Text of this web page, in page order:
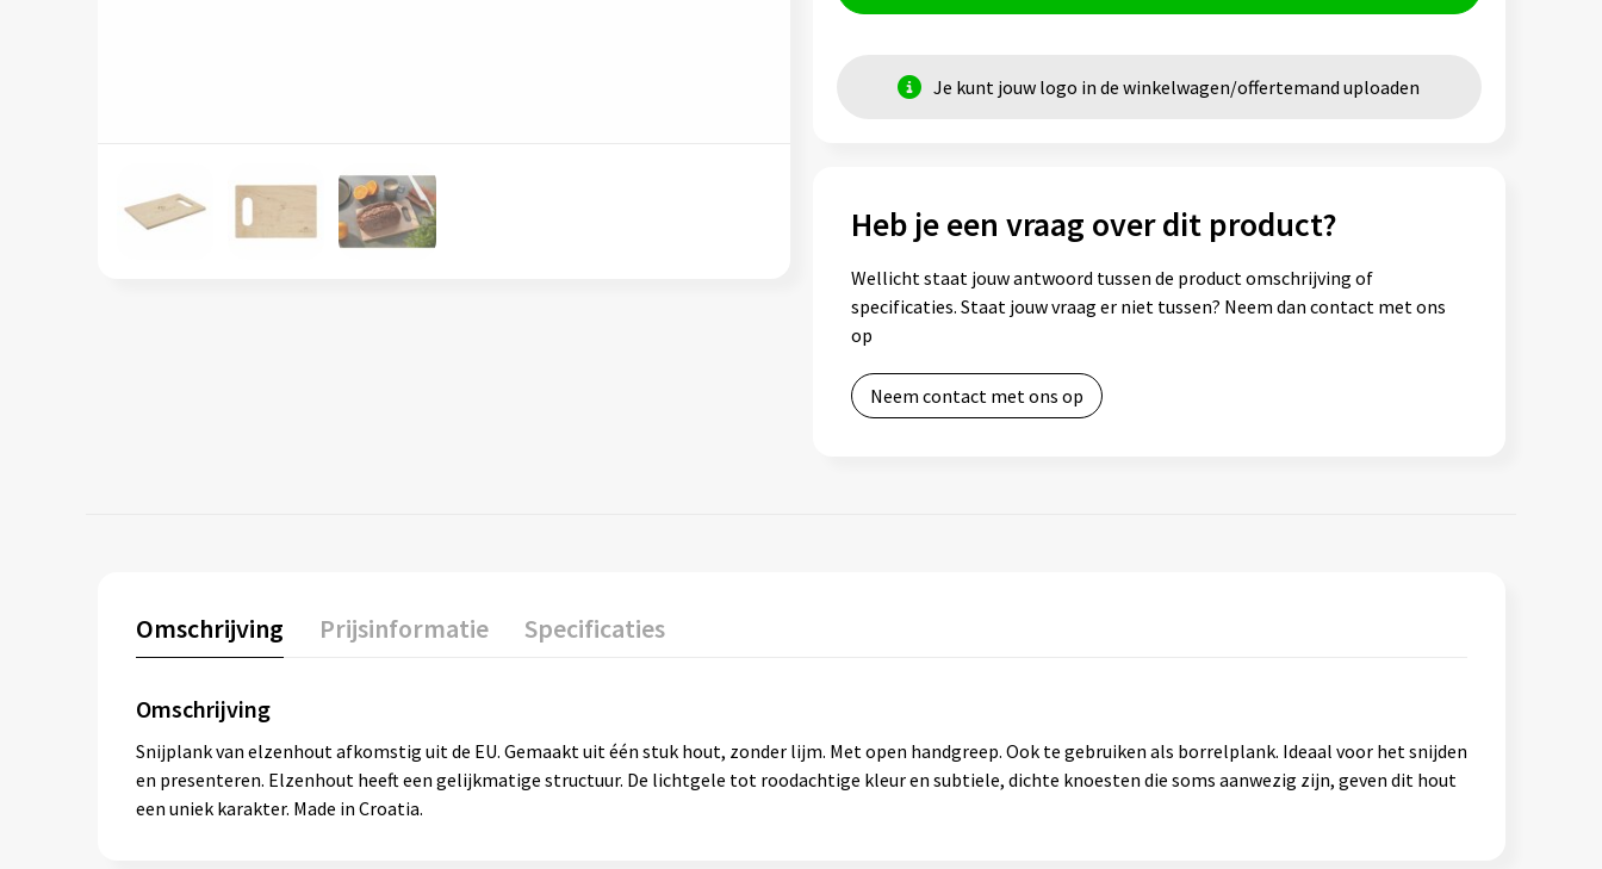
Je kunt jouw logo in de winkelwagen/offertemand uploaden
Heb je een vraag over dit product?
Wellicht staat jouw antwoord tussen de product omschrijving of
specificaties. Staat jouw vraag er niet tussen? Neem dan contact met ons
op
Neem contact met ons op
Omschrijving Prijsinformatie Specificaties
Omschrijving
Snijplank van elzenhout afkomstig uit de EU. Gemaakt uit één stuk hout, zonder lijm. Met open handgreep. Ook te gebruiken als borrelplank. Ideaal voor het snijden
en presenteren. Elzenhout heeft een gelijkmatige structuur. De lichtgele tot roodachtige kleur en subtiele, dichte knoesten die soms aanwezig zijn, geven dit hout
een uniek karakter. Made in Croatia.